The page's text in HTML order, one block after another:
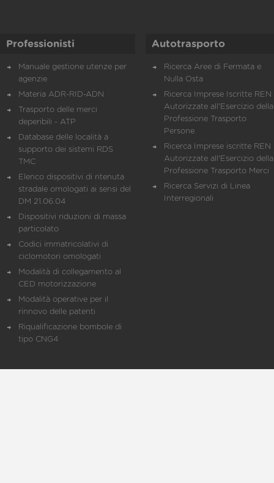
Professionisti
Manuale gestione utenze per
agenzie
Materia ADR-RID-ADN
Trasporto delle merci
deperibili - ATP
Database delle località a
supporto dei sistemi RDS
TMC
Elenco dispositivi di ritenuta
stradale omologati ai sensi del
DM 21.06.04
Dispositivi riduzioni di massa
particolato
Codici immatricolativi di
ciclomotori omologati
Modalità di collegamento al
CED motorizzazione
Modalità operative per il
rinnovo delle patenti
Riqualificazione bombole di
tipo CNG4
Autotrasporto
Ricerca Aree di Fermata e
Nulla Osta
Ricerca Imprese Iscritte REN
Autorizzate all'Esercizio della
Professione Trasporto
Persone
Ricerca Imprese iscritte REN
Autorizzate all'Esercizio della
Professione Trasporto Merci
Ricerca Servizi di Linea
Interregionali